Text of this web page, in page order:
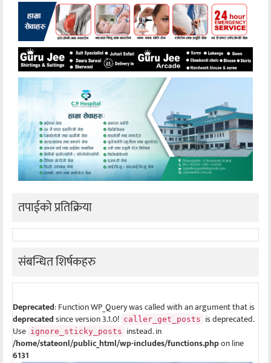
तपाईको प्रतिक्रिया
संबन्धित शिर्षकहरु
Deprecated: Function WP_Query was called with an argument that is
deprecatedsince version 3.1.0! caller_get_posts is deprecated.
Use ignore_sticky_posts instead. in
/home/stateonl/public_html/wp-includes/functions.phpon line
6131